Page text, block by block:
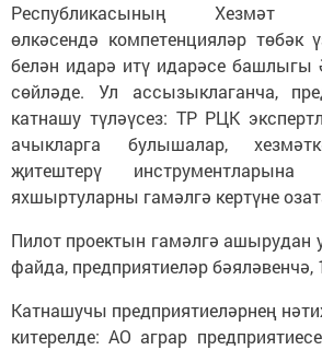
Республикасының Хезмәт
өлкәсендә компетенцияләр төбәк
белән идарә итү идарәсе башлыгы
сөйләде. Ул ассызыклаганча,
катнашу түләүсез: ТР РЦК
ачыкларга булышалар,
җитештерү
яхшыртуларны гамәлгә кертүне
Пилот проектын гамәлгә ашырудан
файда, предприятиеләр
Катнашучы предприятиеләрнең
китерелде: АО аграр